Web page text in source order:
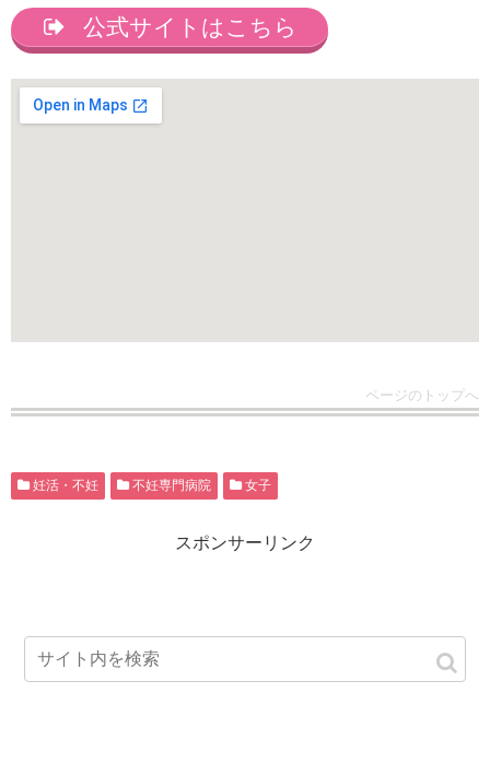
公式サイトはこちら
ページのトップへ
妊活・不妊 不妊専門病院 女子
スポンサーリンク